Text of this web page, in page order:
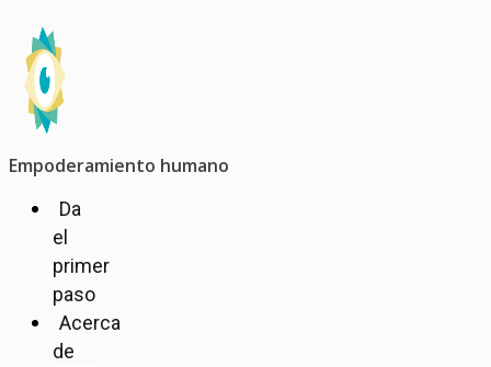
contenido
Empoderamiento humano
Da
el
primer
paso
Acerca
de